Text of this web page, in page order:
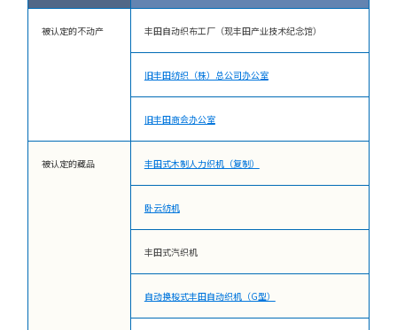
被认定的不动产 丰田自动织布工厂（现丰田产业技术纪念馆）
旧丰田纺织（株）总公司办公室
旧丰田商会办公室
被认定的藏品 丰田式木制人力织机（复制）
卧云纺机
丰田式汽织机
自动换梭式丰田自动织机（G型）